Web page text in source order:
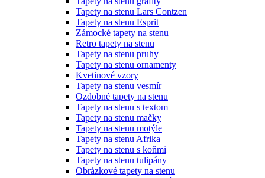
Tapety na stenu Lars Contzen
Tapety na stenu Esprit
Zámocké tapety na stenu
Retro tapety na stenu
Tapety na stenu pruhy
Tapety na stenu ornamenty
Kvetinové vzory
Tapety na stenu vesmír
Ozdobné tapety na stenu
Tapety na stenu s textom
Tapety na stenu mačky
Tapety na stenu motýle
Tapety na stenu Afrika
Tapety na stenu s koňmi
Tapety na stenu tulipány
Obrázkové tapety na stenu